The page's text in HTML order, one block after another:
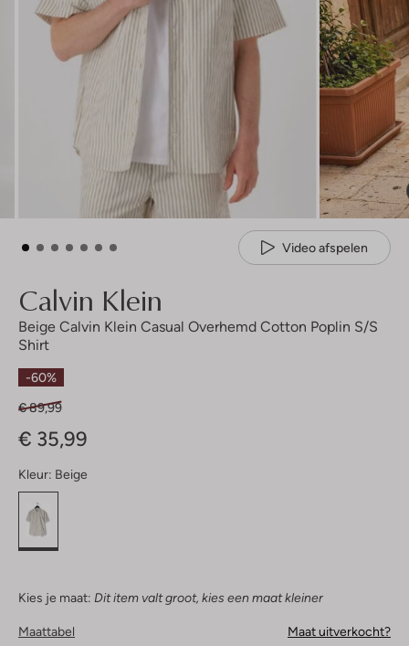
Video afspelen
Calvin Klein
Beige Calvin Klein Casual Overhemd Cotton Poplin S/s
Shirt
-60%
€ 89,99
€ 35,99
Kleur: Beige
Kies je maat: Dit item valt groot, kies een maat kleiner
Maattabel Maat uitverkocht?